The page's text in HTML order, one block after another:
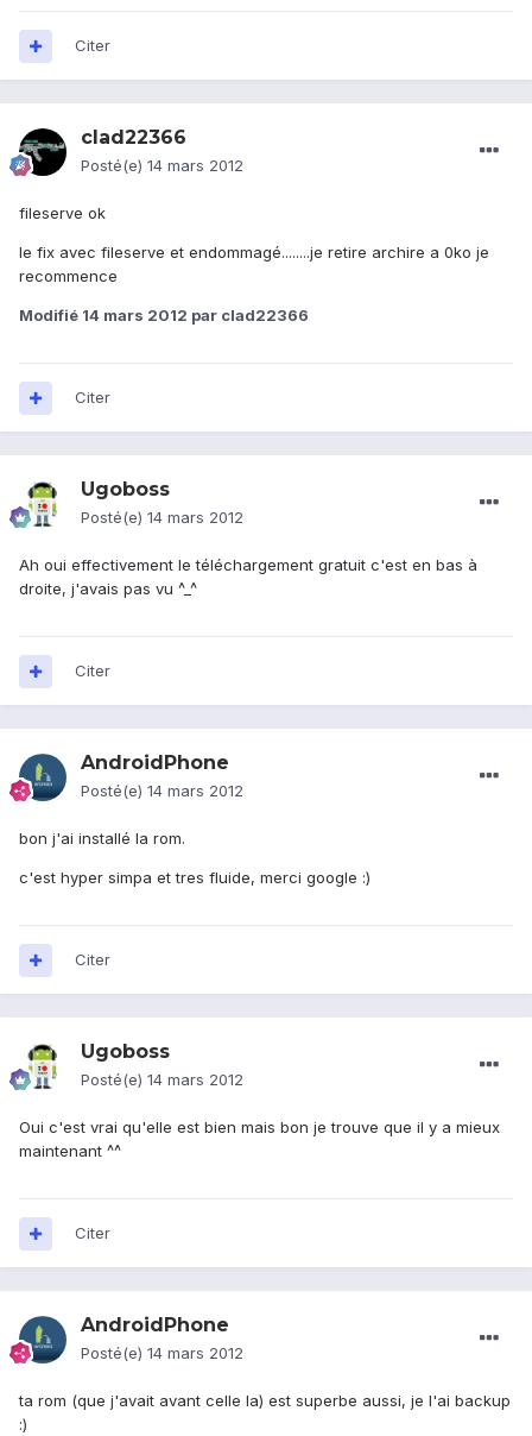
Citer
clad22366
Posté(e) 14 mars 2012
fileserve ok
le fix avec fileserve et endommagé........je retire archire a 0ko je
recommence
Modifié 14 mars 2012 par clad22366
Citer
Ugoboss
Posté(e) 14 mars 2012
Ah oui effectivement le téléchargement gratuit c'est en bas à
droite, j'avais pas vu ^_^
Citer
AndroidPhone
Posté(e) 14 mars 2012
bon j'ai installé la rom.
c'est hyper simpa et tres fluide, merci google :)
Citer
Ugoboss
Posté(e) 14 mars 2012
Oui c'est vrai qu'elle est bien mais bon je trouve que il y a mieux
maintenant ^^
Citer
AndroidPhone
Posté(e) 14 mars 2012
ta rom (que j'avait avant celle la) est superbe aussi, je l'ai backup
:)